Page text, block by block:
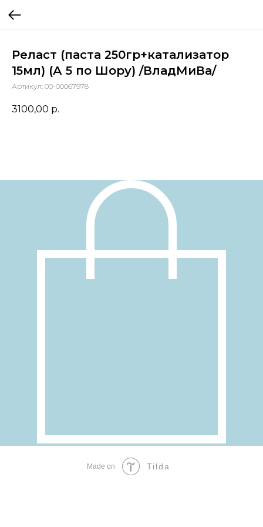
Реласт (паста 250гр+катализатор
15мл) (А 5 по Шору) /ВладМиВа/
Артикул: 00-00067978
3100,00 р.
Made on Tilda